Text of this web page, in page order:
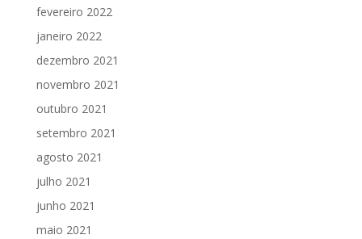
fevereiro 2022
janeiro 2022
dezembro 2021
novembro 2021
outubro 2021
setembro 2021
agosto 2021
julho 2021
junho 2021
maio 2021